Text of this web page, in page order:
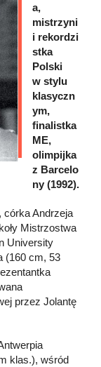
a,
mistrzyni
i rekordzi
stka
Polski
w stylu
klasyczn
ym,
finalistka
ME,
olimpijka
z Barcelo
ny (1992).
córka Andrzeja
Mistrzostwa
University
(160 cm, 53
przez Jolantę
klas.), wśród